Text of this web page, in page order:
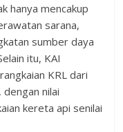
hanya mencakup
sarana,
sumber daya
itu, KAI
KRL dari
nilai
kereta api senilai